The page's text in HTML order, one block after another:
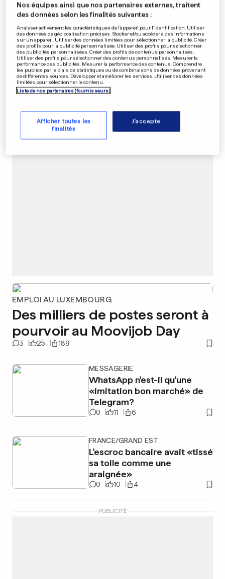
Giulia Sarkozy: «Tout mon
respect, repose en paix
Kadhafi»
300 41
PROCÈS EN FRANCE
L'escroc qui se faisait payer
via le Luxembourg risque la
9
EMPLOI AU LUXEMBOURG
Des milliers de postes seront à
pourvoir au Moovijob Day
3 25 189
MESSAGERIE
WhatsApp n'est-il qu'une
«imitation bon marché» de
Telegram?
0 11 6
FRANCE/GRAND EST
L'escroc bancaire avait «tissé
sa toile comme une
araignée»
0 10 4
PUBLICITÉ
Nos équipes ainsi que nos partenaires externes, traitent
des données selon les finalités suivantes :
Analyser activement les caractéristiques de l’appareil pour l’identification. Utiliser
des données de géolocalisation précises. Stocker et/ou accéder à des informations
sur un appareil. Utiliser des données limitées pour sélectionner la publicité. Créer
des profils pour la publicité personnalisée. Utiliser des profils pour sélectionner
des publicités personnalisées. Créer des profils de contenus personnalisés.
Utiliser des profils pour sélectionner des contenus personnalisés. Mesurer la
performance des publicités. Mesurer la performance des contenus. Comprendre
les publics par le biais de statistiques ou de combinaisons de données provenant
de différentes sources. Développer et améliorer les services. Utiliser des données
limitées pour sélectionner le contenu.
Liste de nos partenaires (fournisseurs)
Afficher toutes les
finalités
J'accepte